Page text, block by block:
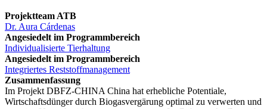
Projektteam ATB
Dr. Aura Cárdenas
Angesiedelt im Programmbereich
Individualisierte Tierhaltung
Angesiedelt im Programmbereich
Integriertes Reststoffmanagement
Zusammenfassung
Im Projekt DBFZ-CHINA China hat erhebliche Potentiale,
Wirtschaftsdünger durch Biogasvergärung optimal zu verwerten und